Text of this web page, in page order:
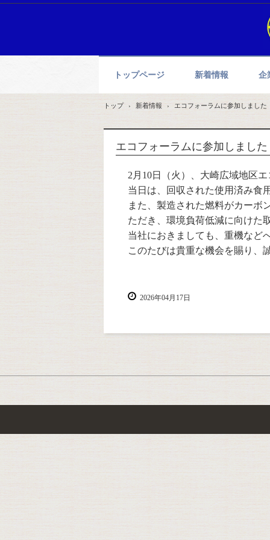
トップページ 新着情報 企
トップ › 新着情報 › エコフォーラムに参加しました
エコフォーラムに参加しました
2月10日（火）、大崎広域地区
当日は、回収された使用済み食
また、製造された燃料がカーボ
ただき、環境負荷低減に向けた
当社におきましても、重機など
このたびは貴重な機会を賜り、
2026年04月17日